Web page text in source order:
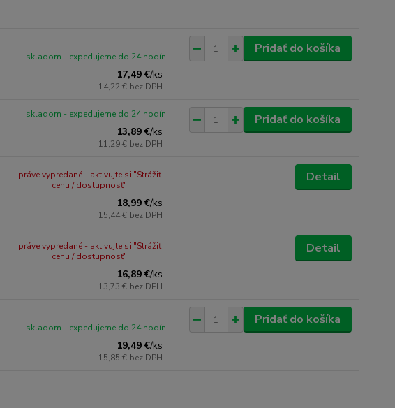
17,49 €/ks
14,22 € bez DPH
skladom - expedujeme do 24 hodín
Pridať do košíka
13,89 €/ks
11,29 € bez DPH
skladom - expedujeme do 24 hodín Pridať do košíka
18,99 €/ks
15,44 € bez DPH
práve vypredané - aktivujte si "Strážiť
cenu / dostupnosť"
Detail
16,89 €/ks
13,73 € bez DPH
práve vypredané - aktivujte si "Strážiť
cenu / dostupnosť"
Detail
19,49 €/ks
15,85 € bez DPH
skladom - expedujeme do 24 hodín
Pridať do košíka